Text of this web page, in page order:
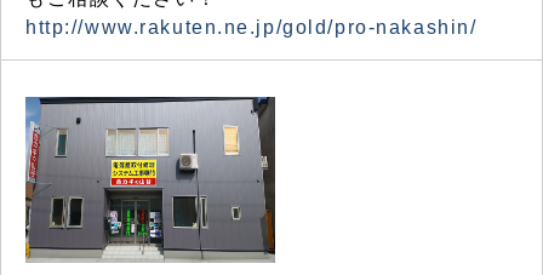
http://www.rakuten.ne.jp/gold/pro-nakashin/